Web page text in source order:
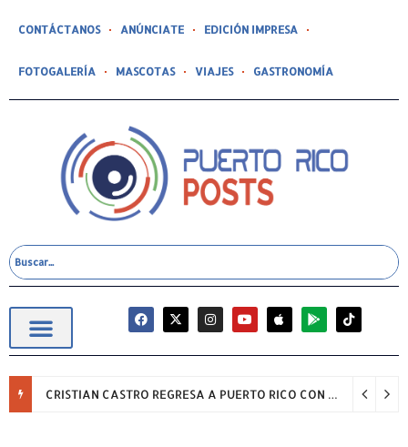
CONTÁCTANOS ANÚNCIATE EDICIÓN IMPRESA
FOTOGALERÍA MASCOTAS VIAJES GASTRONOMÍA
CRISTIAN CASTRO REGRESA A PUERTO RICO CON SU GIRA “NADA, SOLO ÉXITOS”